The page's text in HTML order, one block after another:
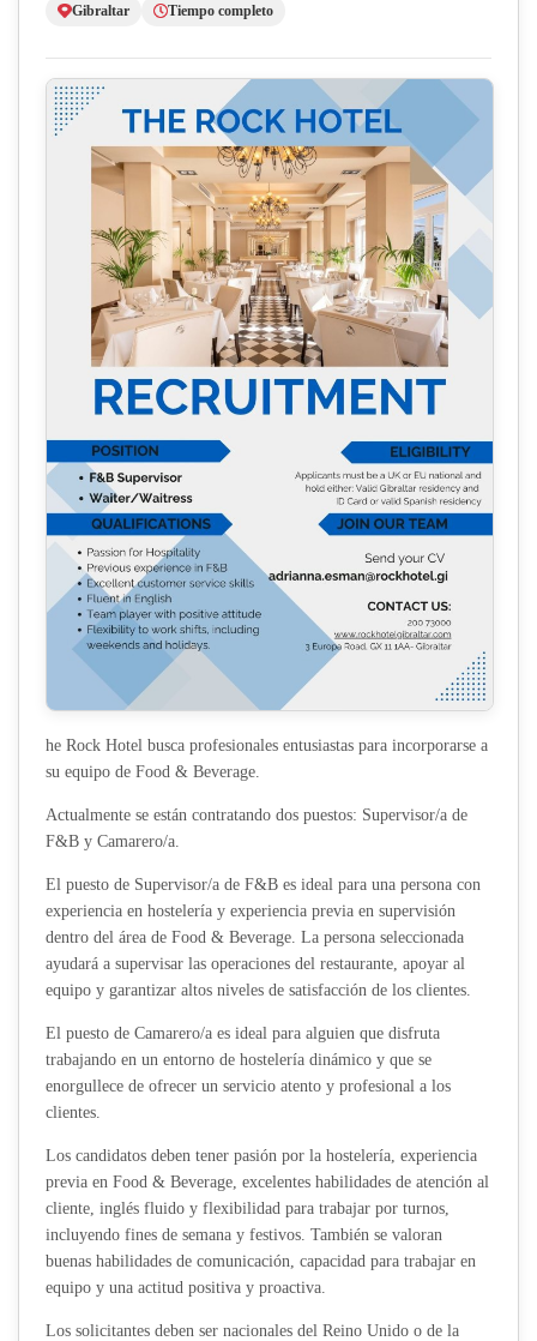
Gibraltar Tiempo completo
he Rock Hotel busca profesionales entusiastas para incorporarse a
su equipo de Food & Beverage.
Actualmente se están contratando dos puestos: Supervisor/a de
F&B y Camarero/a.
El puesto de Supervisor/a de F&B es ideal para una persona con
experiencia en hostelería y experiencia previa en supervisión
dentro del área de Food & Beverage. La persona seleccionada
ayudará a supervisar las operaciones del restaurante, apoyar al
equipo y garantizar altos niveles de satisfacción de los clientes.
El puesto de Camarero/a es ideal para alguien que disfruta
trabajando en un entorno de hostelería dinámico y que se
enorgullece de ofrecer un servicio atento y profesional a los
clientes.
Los candidatos deben tener pasión por la hostelería, experiencia
previa en Food & Beverage, excelentes habilidades de atención al
cliente, inglés fluido y flexibilidad para trabajar por turnos,
incluyendo fines de semana y festivos. También se valoran
buenas habilidades de comunicación, capacidad para trabajar en
equipo y una actitud positiva y proactiva.
Los solicitantes deben ser nacionales del Reino Unido o de la